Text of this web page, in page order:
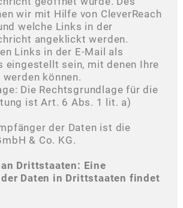
wir mit Hilfe von CleverReach
welche Links in der
angeklickt werden.
Links in der E-Mail als
eingestellt sein, mit denen Ihre
können.
Die Rechtsgrundlage für die
ist Art. 6 Abs. 1 lit. a)
der Daten ist die
& Co. KG.
Drittstaaten: Eine
Daten in Drittstaaten findet